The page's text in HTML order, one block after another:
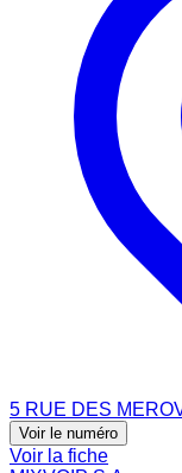
5 RUE DES
Voir le numéro
Voir la fiche